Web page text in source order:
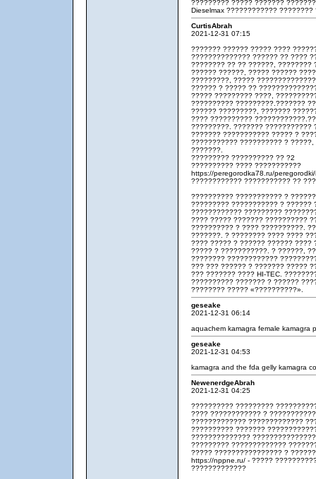
????????? ????? ???????
Dieselmax ????????????
CurtisAbrah
2021-12-31 07:15
??????? ?????? ????? ????
?????????????? ?????? ?? ????
???????? ?? ?? ??????, ????????
?????? ??????, ????? ??????
?????????, ?????
?????? ? ????? ??
????? ????????? ????,
?????????? ?????????.???????
?????? ?????????, ???????
???? ??????????
?????????. ??????? ???????????
??????? ??????????? ????? ?
??????????? ?????????? ?
???????.
????????? ?????????? ?? ?2
?????????? ???? ???????????
https://peregorodka78.ru/
???????????? ??????????? ??
?????????? ??????????? ?
????????? ??????????? ? ??????
???????????? ?????????
???? ????? ??????? ??????????
?????????? ? ???? ??????????.
???????. ? ???????? ???? ????
???? ????? ? ?????? ?????? ????
????? ? ???????????. ? ??????,
???????? ????????????
??? ??? ?????? ? ??????? ?????
??? ??????? ???? HI-TEC.
?????????? ??????? ? ??????
???????? ????? «??????????».
geseake
2021-12-31 06:14
aquachem kamagra female kamagra
geseake
2021-12-31 04:53
kamagra and the fda gelly kamagra
NewenerdgeAbrah
2021-12-31 04:25
?????????? ?????????
???? ???????????? ?
????????????? ?????????????
?????????? ???????
??????????????
????????? ?????????????
????? ???????????????? ?
https://nppne.ru/ - ?????
?????????????